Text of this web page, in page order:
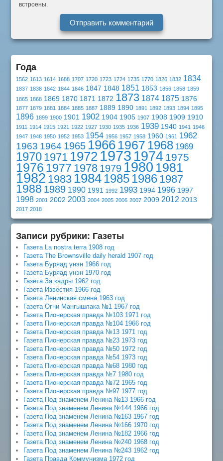
встроены.
Года
1562 1613 1614 1688 1707 1720 1723 1724 1735 1770 1826 1832 1834
1837 1838 1842 1844 1846 1847 1848 1851 1853 1856 1858 1859
1865 1868 1869 1870 1871 1872 1873 1874 1875 1876
1877 1879 1881 1884 1885 1887 1889 1890 1891 1892 1893 1894 1895
1896 1899 1900 1901 1902 1904 1905 1907 1908 1909 1910
1911 1914 1915 1921 1922 1927 1930 1935 1936 1939 1940 1941 1946
1947 1948 1950 1952 1953 1954 1956 1957 1958 1960 1961 1962
1963 1964 1965 1966 1967 1968 1969
1970 1971 1972 1973 1974 1975
1976 1977 1978 1979 1980 1981
1982 1983 198419851986 1987
1988 1989 1990 1991 1992 1993 1994 1996 1997
1998 2001 2002 2003 2004 2005 2006 2007 2009 2012 2013
2017 2018
Записи рубрики: Газеты
Газета La nostra terra 1908 год
Газета The Brownsville daily herald 1907 год
Газета Буряад үнэн 1966 год
Газета Буряад үнэн 1970 год
Газета За кадры 1962 год
Газета Известия 1966 год
Газета Ленинская смена 1963 год
Газета Огни Мангышлака №1 1967 год
Газета Пионерская правда №103 1971 год
Газета Пионерская правда №104 1966 год
Газета Пионерская правда №13 1971 год
Газета Пионерская правда №23 1973 год
Газета Пионерская правда №50 1972 год
Газета Пионерская правда №54 1973 год
Газета Пионерская правда №68 1980 год
Газета Пионерская правда №7 1980 год
Газета Пионерская правда №72 1965 год
Газета Пионерская правда №97 1977 год
Газета Под знаменем Ленина №13 1966 год
Газета Под знаменем Ленина №144 1966 год
Газета Под знаменем Ленина №163 1967 год
Газета Под знаменем Ленина №166 1970 год
Газета Под знаменем Ленина №182 1966 год
Газета Под знаменем Ленина №240 1968 год
Газета Под знаменем Ленина №243 1962 год
Газета Правда Коммунизма 1972 год